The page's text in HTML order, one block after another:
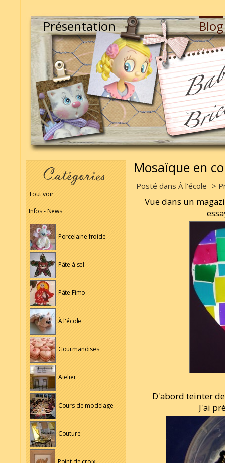
Présentation Blog
Tout voir
Infos - News
Porcelaine froide
Pâte à sel
Pâte Fimo
À l'école
Gourmandises
Atelier
Cours de modelage
Couture
Mosaïque en
Posté dans À l'école ->
Vue dans un
D'abord teinter
J'ai